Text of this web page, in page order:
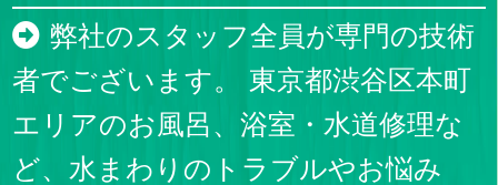
弊社のスタッフ全員が専門の技術
者でございます。 東京都渋谷区本町
エリアのお風呂、浴室・水道修理な
ど、水まわりのトラブルやお悩み